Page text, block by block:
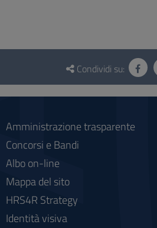
Questionario
social
Condividi su:
Amministrazione trasparente
Concorsi e Bandi
Albo on-line
Mappa del sito
HRS4R Strategy
Identità visiva